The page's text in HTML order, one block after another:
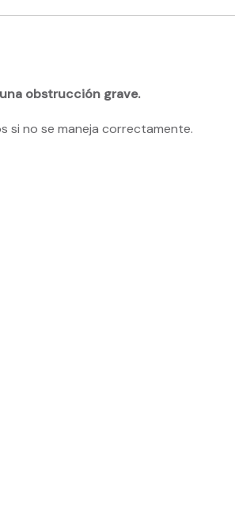
obstrucción grave.
si no se maneja correctamente.